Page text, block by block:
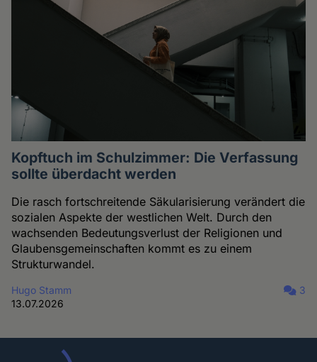
Kopftuch im Schulzimmer: Die Verfassung
sollte überdacht werden
Die rasch fortschreitende Säkularisierung verändert die
sozialen Aspekte der westlichen Welt. Durch den
wachsenden Bedeutungsverlust der Religionen und
Glaubensgemeinschaften kommt es zu einem
Strukturwandel.
Hugo Stamm
13.07.2026
3